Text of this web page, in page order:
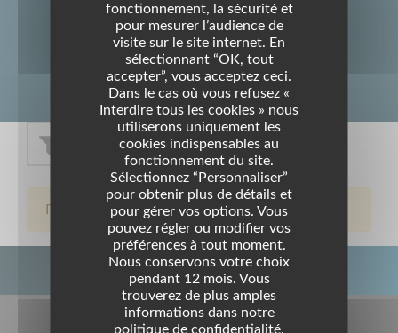
sportifs
Pas de résultat sur cette recherche
BOTTOM FOOTER MENU
Mentions légales
fonctionnement, la sécurité et
pour mesurer l’audience de
visite sur le site internet. En
sélectionnant “OK, tout
accepter”, vous acceptez ceci.
Dans le cas où vous refusez «
Interdire tous les cookies » nous
utiliserons uniquement les
cookies indispensables au
fonctionnement du site.
Sélectionnez “Personnaliser”
pour obtenir plus de détails et
pour gérer vos options. Vous
pouvez régler ou modifier vos
préférences à tout moment.
Nous conservons votre choix
pendant 12 mois. Vous
trouverez de plus amples
informations dans notre
politique de confidentialité.